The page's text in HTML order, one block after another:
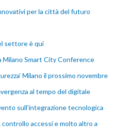
per la città del futuro
settore è qui
Milano Smart City Conference
Milano il prossimo novembre
al tempo del digitale
sull’integrazione tecnologica
accessi e molto altro a